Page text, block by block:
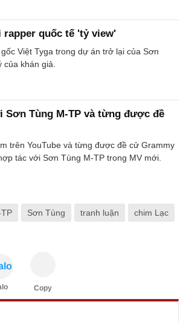
quốc tế 'tỷ view'
Việt Tyga trong dự án trở lại của Sơn
khán giả.
Sơn Tùng M-TP và từng được đề
trên YouTube và từng được đề cử Grammy
tác với Sơn Tùng M-TP trong MV mới.
Sơn Tùng tranh luận chim Lạc
Copy